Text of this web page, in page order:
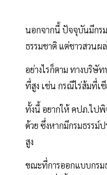
นอกจากนี้ ปัจจุบันมีกรม
ธรรมชาติ แต่ชาวสวนผ
อย่างไรก็ตาม ทางบริษั
ที่สูง เช่น กรณีไร่ส้มที่เ
ทั้งนี้ อยากให้ คปภ.ไปพิ
ด้วย ซึ่งหากมีกรมธรรม์
สูง
ขณะที่การออกแบบกรม